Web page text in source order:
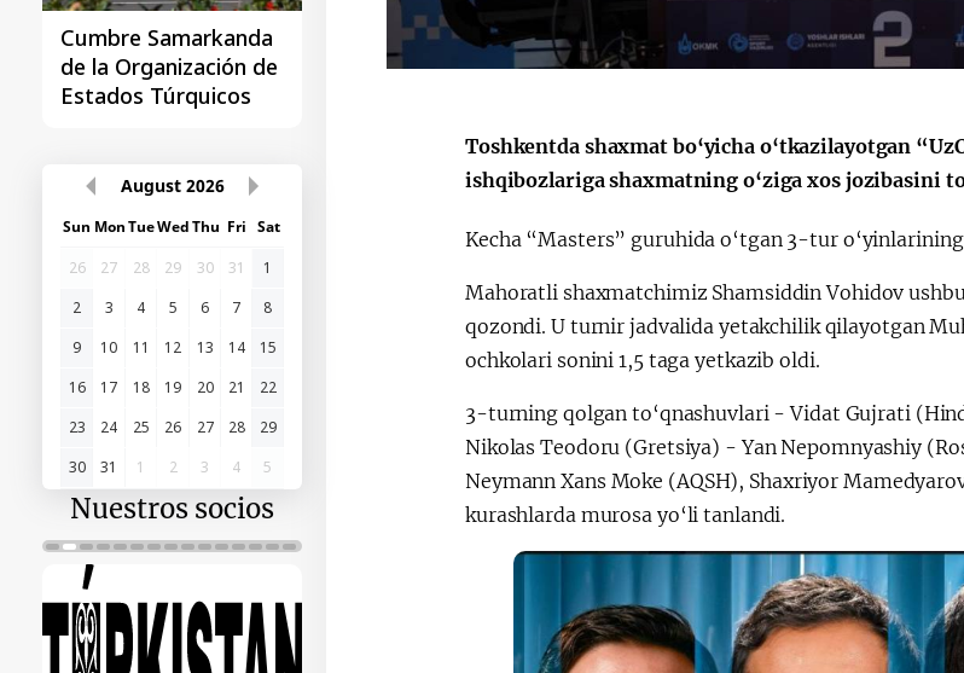
Cumbre Samarkanda
de la Organización de
Estados Túrquicos
La primera Cumbre
"Asia Central - China"
August 2026
Sun MonTueWedThu Fri Sat
26
27 28 29 30 31
1
2
3 4 5 6 7
8
9
10 11 12 13 14
15
16
17 18 19 20 21
22
23
24 25 26 27 28
29
30
31 1 2 3 4 5
Nuestros socios
Toshkentda shaxmat bo‘yicha o‘tkazilayotgan
ishqibozlariga shaxmatning o‘ziga xos jozibasini
Kecha “Masters” guruhida o‘tgan 3-tur
Mahoratli shaxmatchimiz Shamsiddin Vohidov
qozondi. U turnir jadvalida yetakchilik qilayotgan
ochkolari sonini 1,5 taga yetkazib oldi.
3-turning qolgan to‘qnashuvlari - Vidat Gujrati
Nikolas Teodoru (Gretsiya) - Yan Nepomnyashiy
Neymann Xans Moke (AQSH), Shaxriyor
kurashlarda murosa yo‘li tanlandi.